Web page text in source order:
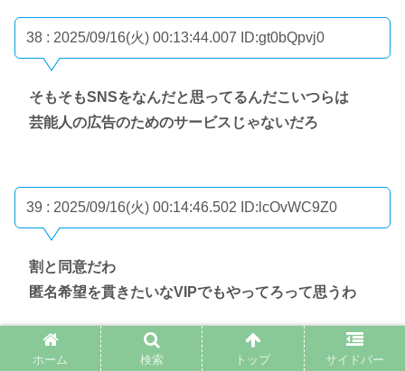
38 : 2025/09/16(火) 00:13:44.007 ID:gt0bQpvj0
そもそもSNSをなんだと思ってるんだこいつらは
芸能人の広告のためのサービスじゃないだろ
39 : 2025/09/16(火) 00:14:46.502 ID:lcOvWC9Z0
割と同意だわ
匿名希望を貫きたいなVIPでもやってろって思うわ
ホーム 検索 トップ サイドバー